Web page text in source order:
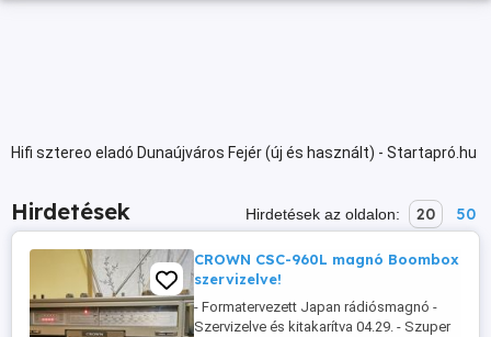
Hifi sztereo eladó Dunaújváros Fejér (új és használt) - Startapró.hu
Hirdetések Hirdetések az oldalon: 20 50
CROWN CSC-960L magnó Boombox
szervizelve!
- Formatervezett Japan rádiósmagnó -
Szervizelve és kitakarítva 04.29. - Szuper